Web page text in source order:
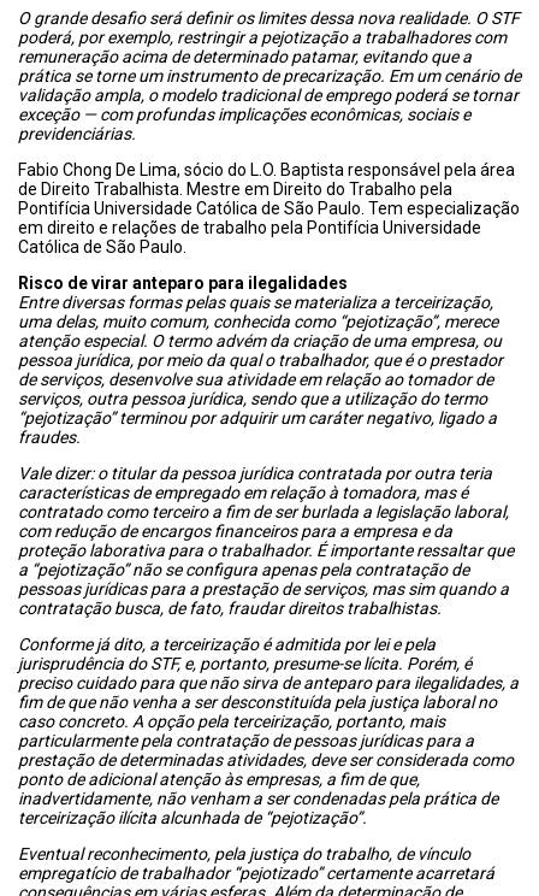
O grande desafio será definir os limites dessa nova realidade. O STF
poderá, por exemplo, restringir a pejotização a trabalhadores com
remuneração acima de determinado patamar, evitando que a
prática se torne um instrumento de precarização. Em um cenário de
validação ampla, o modelo tradicional de emprego poderá se tornar
exceção — com profundas implicações econômicas, sociais e
previdenciárias.
Fabio Chong De Lima, sócio do L.O. Baptista responsável pela área
de Direito Trabalhista. Mestre em Direito do Trabalho pela
Pontifícia Universidade Católica de São Paulo. Tem especialização
em direito e relações de trabalho pela Pontifícia Universidade
Católica de São Paulo.
Risco de virar anteparo para ilegalidades
Entre diversas formas pelas quais se materializa a terceirização,
uma delas, muito comum, conhecida como “pejotização”, merece
atenção especial. O termo advém da criação de uma empresa, ou
pessoa jurídica, por meio da qual o trabalhador, que é o prestador
de serviços, desenvolve sua atividade em relação ao tomador de
serviços, outra pessoa jurídica, sendo que a utilização do termo
“pejotização” terminou por adquirir um caráter negativo, ligado a
fraudes.
Vale dizer: o titular da pessoa jurídica contratada por outra teria
características de empregado em relação à tomadora, mas é
contratado como terceiro a fim de ser burlada a legislação laboral,
com redução de encargos financeiros para a empresa e da
proteção laborativa para o trabalhador. É importante ressaltar que
a “pejotização” não se configura apenas pela contratação de
pessoas jurídicas para a prestação de serviços, mas sim quando a
contratação busca, de fato, fraudar direitos trabalhistas.
Conforme já dito, a terceirização é admitida por lei e pela
jurisprudência do STF, e, portanto, presume-se lícita. Porém, é
preciso cuidado para que não sirva de anteparo para ilegalidades, a
fim de que não venha a ser desconstituída pela justiça laboral no
caso concreto. A opção pela terceirização, portanto, mais
particularmente pela contratação de pessoas jurídicas para a
prestação de determinadas atividades, deve ser considerada como
ponto de adicional atenção às empresas, a fim de que,
inadvertidamente, não venham a ser condenadas pela prática de
terceirização ilícita alcunhada de “pejotização”.
Eventual reconhecimento, pela justiça do trabalho, de vínculo
empregatício de trabalhador “pejotizado” certamente acarretará